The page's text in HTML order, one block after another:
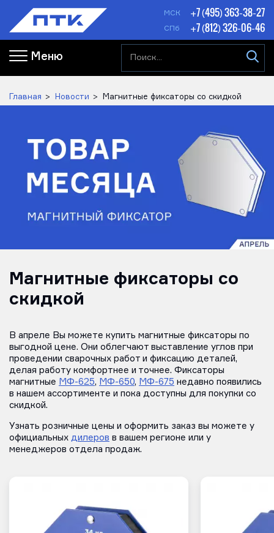
МСК +7 (495) 363-38-27
СПб +7 (812) 326-06-46
Меню
Главная Новости Магнитные фиксаторы со скидкой
Магнитные фиксаторы со
скидкой
В апреле Вы можете купить магнитные фиксаторы по
выгодной цене. Они облегчают выставление углов при
проведении сварочных работ и фиксацию деталей,
делая работу комфортнее и точнее. Фиксаторы
магнитные МФ-625, МФ-650, МФ-675 недавно появились
в нашем ассортименте и пока доступны для покупки со
скидкой.
Узнать розничные цены и оформить заказ вы можете у
официальных дилеров в вашем регионе или у
менеджеров отдела продаж.